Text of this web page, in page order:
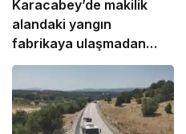
Karacabey’de makilik
alandaki yangın
fabrikaya ulaşmadan
söndürüldü